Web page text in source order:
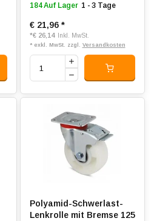
184 Auf Lager 1 - 3 Tage
€ 21,96 *
*€ 26,14 Inkl. MwSt.
* exkl. MwSt. zzgl. Versandkosten
Polyamid-Schwerlast-
Lenkrolle mit Bremse 125